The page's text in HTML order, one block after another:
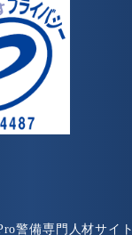
警備専門人材サイト